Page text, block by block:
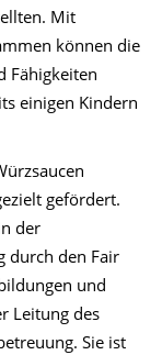
Mit
können die
Fähigkeiten
einigen Kindern
gefördert.
der
durch den Fair
und
Leitung des
Sie ist